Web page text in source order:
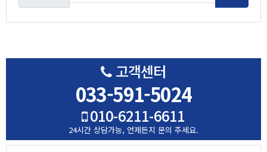
고객센터
033-591-5024
010-6211-6611
24시간 상담가능, 언제든지 문의 주세요.